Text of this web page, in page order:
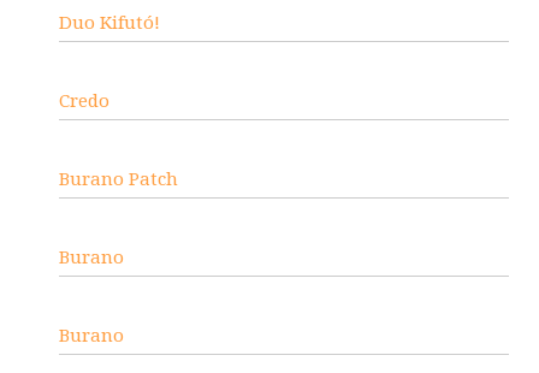
Duo Kifutó!
Credo
Burano Patch
Burano
Burano